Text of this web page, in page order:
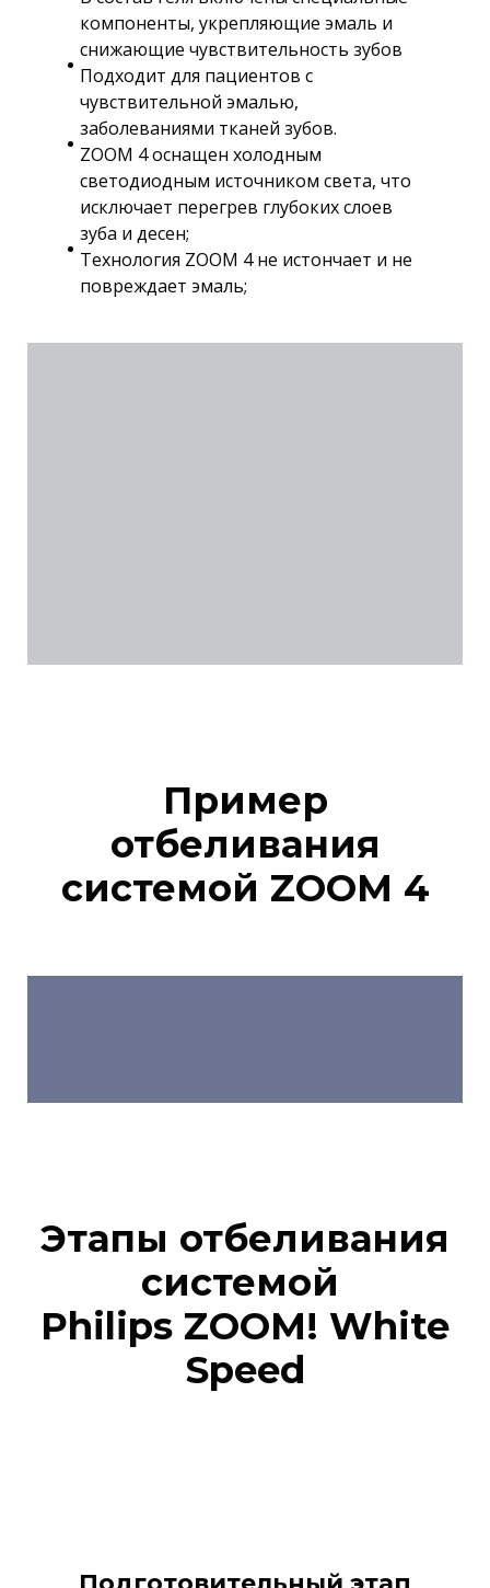
компоненты, укрепляющие эмаль и
снижающие чувствительность зубов
Подходит для пациентов с
чувствительной эмалью,
заболеваниями тканей зубов.
ZOOM 4 оснащен холодным
светодиодным источником света, что
исключает перегрев глубоких слоев
зуба и десен;
Технология ZOOM 4 не истончает и не
повреждает эмаль;
Пример
отбеливания
системой ZOOM 4
Этапы отбеливания
системой
Philips ZOOM! White
Speed